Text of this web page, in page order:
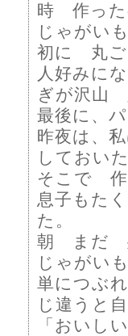
時 作った
じゃがい
初に 丸ご
人好みに
ぎが沢山
最後に、
昨夜は、
しておい
そこで 作
息子もた
た。
朝 まだ
じゃがい
単につぶ
じ違うと自
「おいし